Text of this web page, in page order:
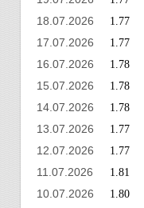
18.07.2026 1.77
17.07.2026 1.77
16.07.2026 1.78
15.07.2026 1.78
14.07.2026 1.78
13.07.2026 1.77
12.07.2026 1.77
11.07.2026 1.81
10.07.2026 1.80